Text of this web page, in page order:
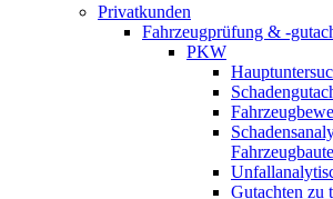
Privatkunden
Fahrzeugprüfung & -
PKW
Gutachten zu